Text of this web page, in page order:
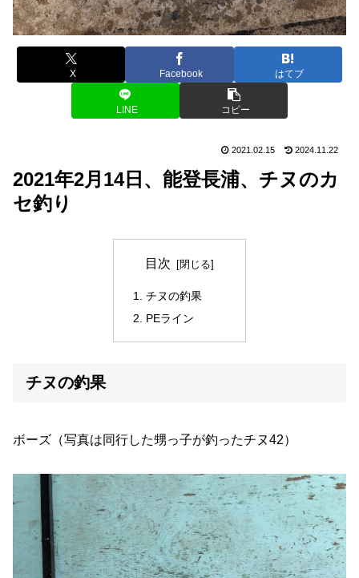
X Facebook はてブ
LINE コピー
2021.02.15 2024.11.22
2021年2月14日、能登長浦、チヌのカ
セ釣り
目次
チヌの釣果
PEライン
チヌの釣果
ボーズ（写真は同行した甥っ子が釣ったチヌ42）